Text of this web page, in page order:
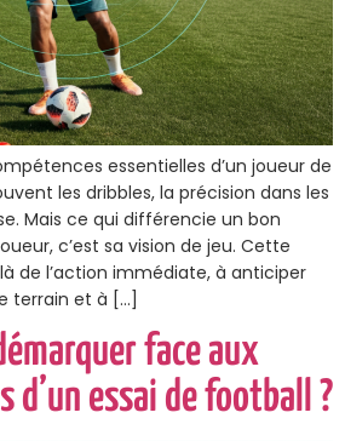
essentielles d’un joueur de
les dribbles, la précision dans les
Mais ce qui différencie un bon
c’est sa vision de jeu. Cette
de l’action immédiate, à anticiper
terrain et à […]
face aux
d’un essai de football ?